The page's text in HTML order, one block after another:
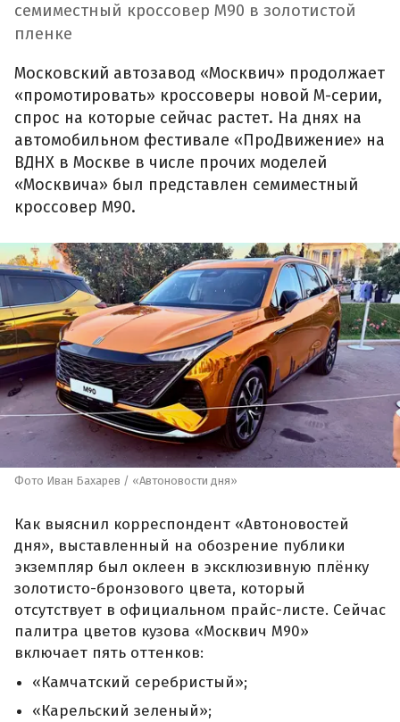
семиместный кроссовер М90 в золотистой
пленке
Московский автозавод «Москвич» продолжает
«промотировать» кроссоверы новой М-серии,
спрос на которые сейчас растет. На днях на
автомобильном фестивале «ПроДвижение» на
ВДНХ в Москве в числе прочих моделей
«Москвича» был представлен семиместный
кроссовер М90.
Фото Иван Бахарев / «Автоновости дня»
Как выяснил корреспондент «Автоновостей
дня», выставленный на обозрение публики
экземпляр был оклеен в эксклюзивную плёнку
золотисто-бронзового цвета, который
отсутствует в официальном прайс-листе. Сейчас
палитра цветов кузова «Москвич М90»
включает пять оттенков:
«Камчатский серебристый»;
«Карельский зеленый»;